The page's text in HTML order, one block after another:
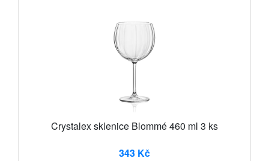
Crystalex sklenice Blommé 460 ml 3 ks
343 Kč